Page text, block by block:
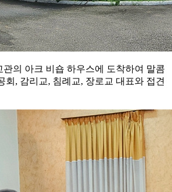
관의 아크 비숍 하우스에 도착하여 말콤
회, 감리교, 침례교, 장로교 대표와 접견